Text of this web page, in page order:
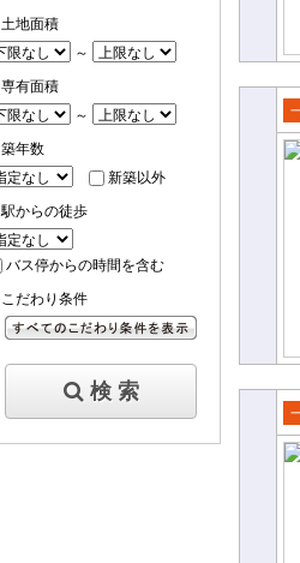
土地面積
～
専有面積
～
築年数
新築以外
駅からの徒歩
バス停からの時間を含む
こだわり条件
検 索
て
て